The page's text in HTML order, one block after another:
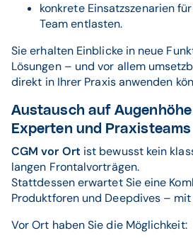
konkrete Einsatzszenarien
Team entlasten.
Sie erhalten Einblicke in neue
Lösungen – und vor allem
direkt in Ihrer Praxis anwenden
Austausch auf
Experten und Praxisteams
CGM vor Ort ist bewusst kein
langen Frontalvorträgen.
Stattdessen erwartet Sie eine
Produktforen und Deepdives –
Vor Ort haben Sie die Möglichkeit: